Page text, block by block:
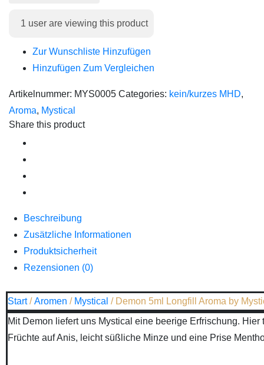
1 user are viewing this product
Zur Wunschliste Hinzufügen
Hinzufügen Zum Vergleichen
Artikelnummer: MYS0005 Categories: kein/kurzes MHD,
Aroma, Mystical
Share this product
Beschreibung
Zusätzliche Informationen
Produktsicherheit
Rezensionen (0)
Start/Aromen / Mystical / Demon 5ml Longfill Aroma by
Mit Demon liefert uns Mystical eine beerige Erfrischung. Hier
Früchte auf Anis, leicht süßliche Minze und eine Prise